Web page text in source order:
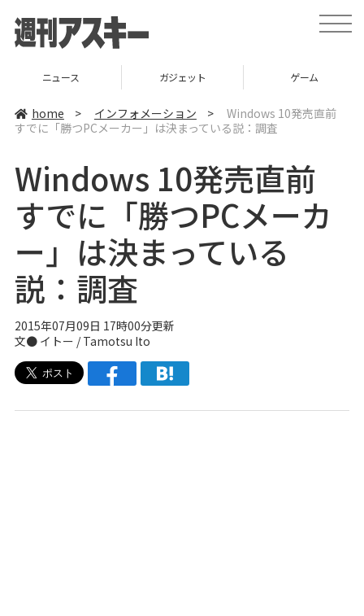
t
o
v
ニュース ガジェット ゲーム
home > インフォメーション >
Windows 10発売直前
すでに「勝つPCメーカー」は決まっている説：調査
Windows 10発売直前
すでに「勝つPCメーカ
ー」は決まっている
説：調査
2015年07月09日 17時00分更新
文● イトー / Tamotsu Ito